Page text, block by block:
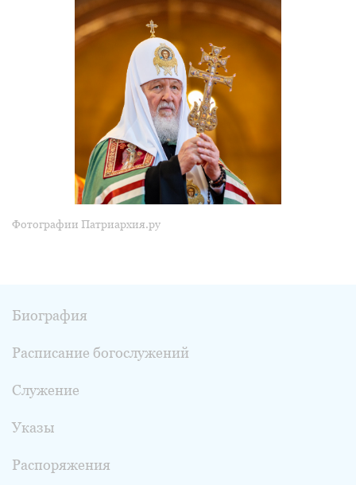
Фотографии Патриархия.ру
Биография
Расписание богослужений
Служение
Указы
Распоряжения